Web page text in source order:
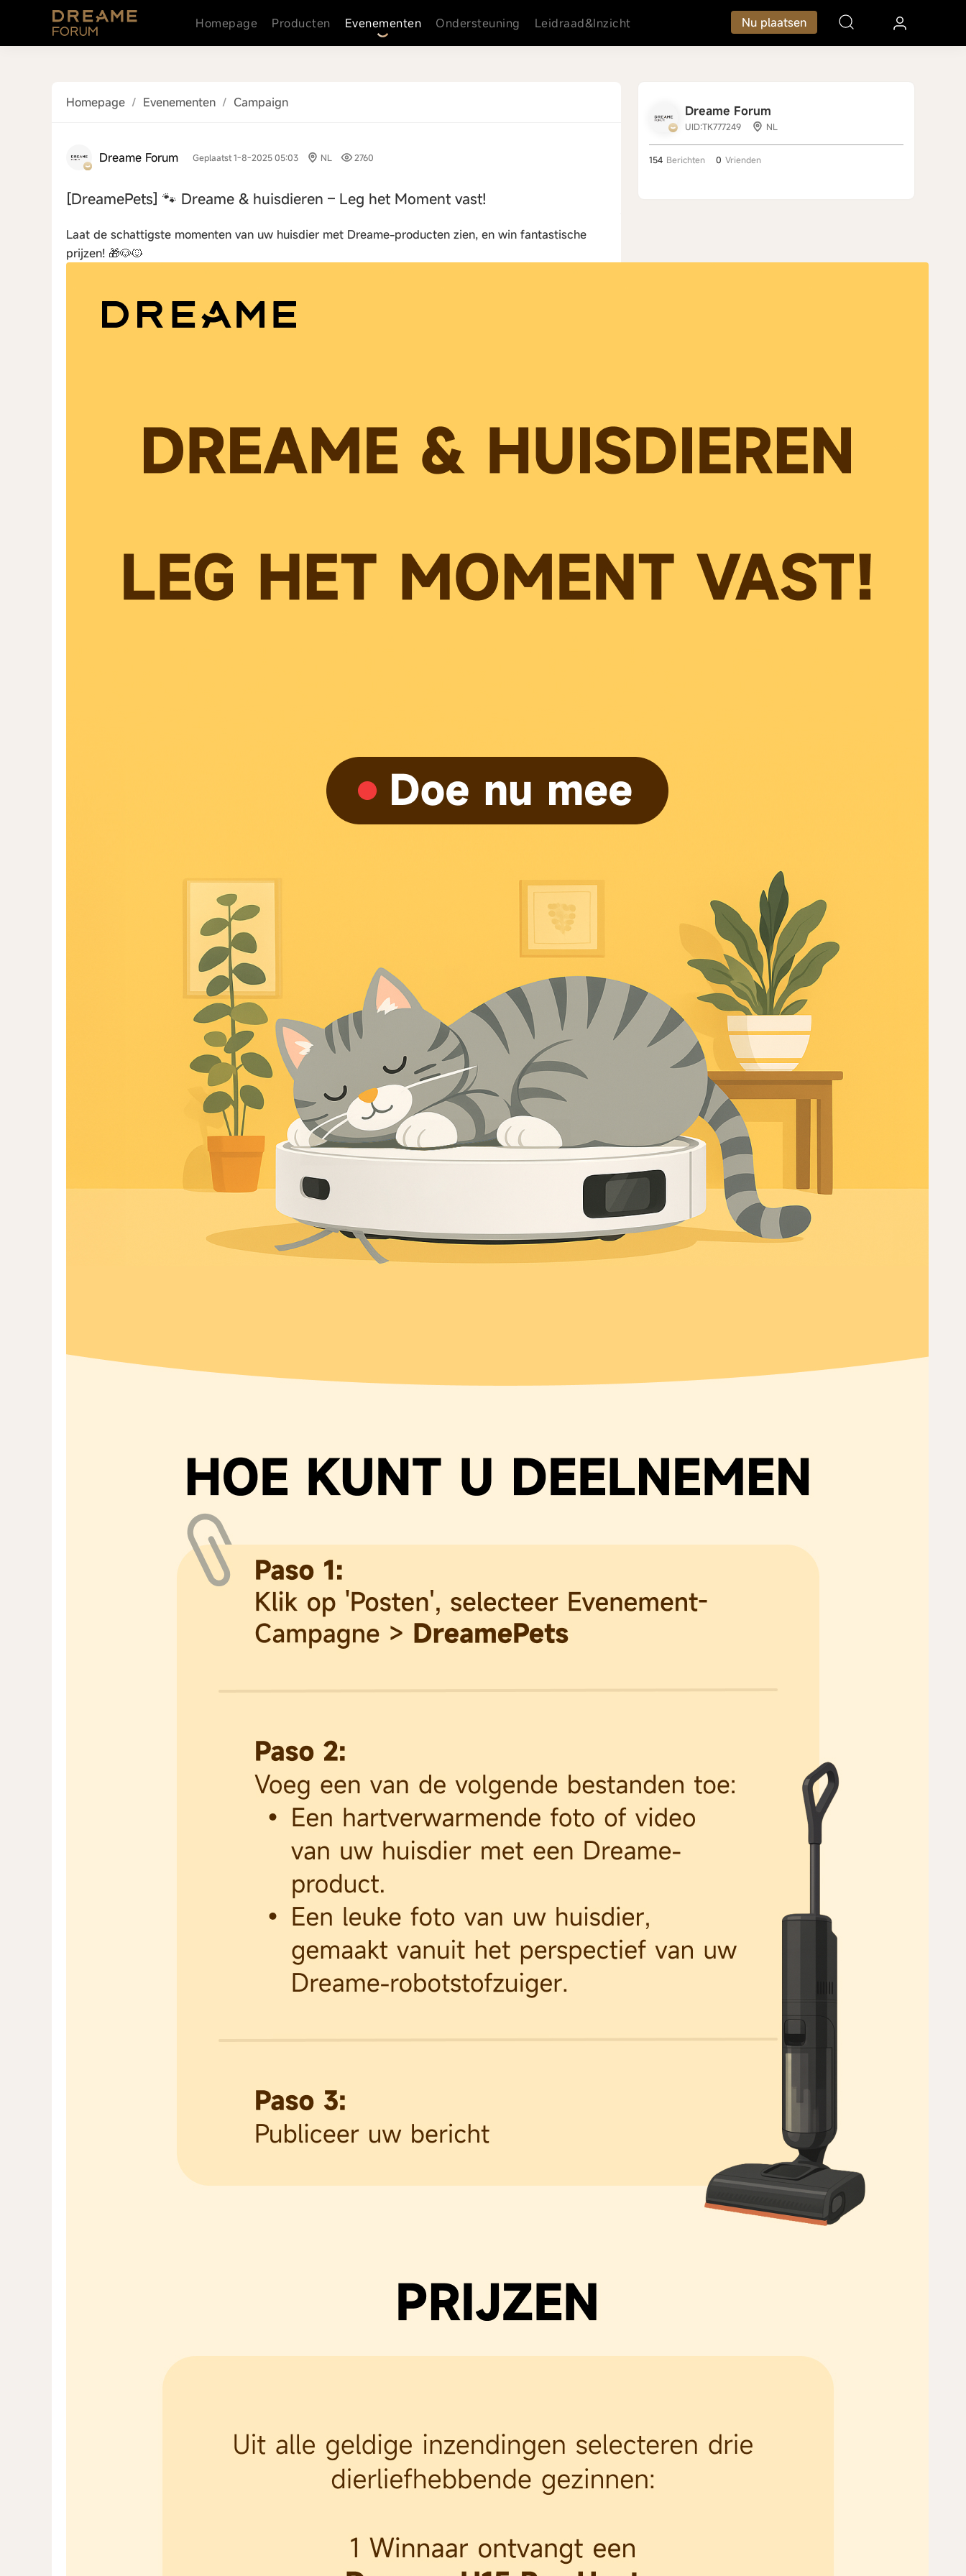
Homepage Producten Evenementen Ondersteuning Leidraad&Inzicht Nu plaatsen
Homepage / Evenementen / Campaign
Dreame Forum Geplaatst 1-8-2025 05:03 NL 2760
[DreamePets] 🐾 Dreame & huisdieren – Leg het Moment vast!
Laat de schattigste momenten van uw huisdier met Dreame-producten zien, en win fantastische
prijzen! 🎁🐶🐱
Dreame Forum
UID:TK777249 NL
154 Berichten 0 Vrienden